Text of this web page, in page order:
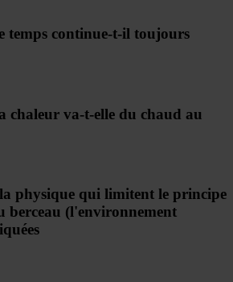
temps continue-t-il toujours
chaleur va-t-elle du chaud au
physique qui limitent le principe
berceau (l'environnement